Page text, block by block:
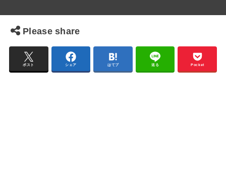
Please share
ポスト シェア はてブ 送る Pocket